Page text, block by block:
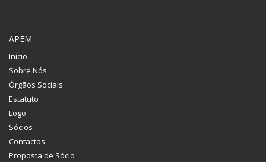
APEM
Início
Sobre Nós
Órgãos Sociais
Estatuto
Logo
Sócios
Contactos
Proposta de Sócio